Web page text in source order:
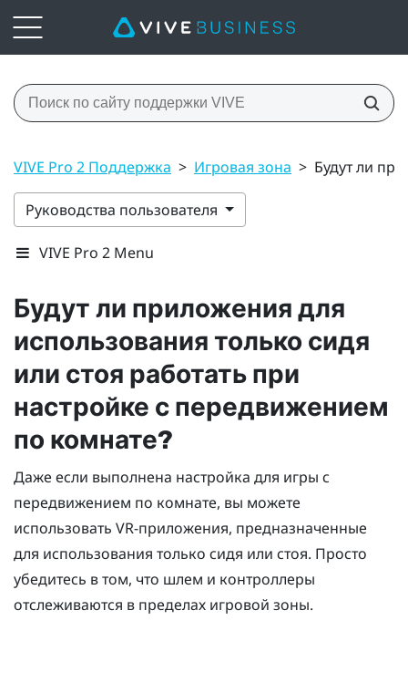
VIVE Pro 2 Поддержка > Игровая зона > Будут ли
Руководства пользователя
VIVE Pro 2 Menu
Будут ли приложения для
использования только сидя
или стоя работать при
настройке с передвижением
по комнате?
Даже если выполнена настройка для игры с
передвижением по комнате, вы можете
использовать VR-приложения, предназначенные
для использования только сидя или стоя. Просто
убедитесь в том, что шлем и контроллеры
отслеживаются в пределах игровой зоны.